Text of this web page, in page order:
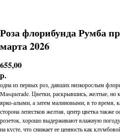
Роза флорибунда Румба
марта 2026
655,00
р.
одна из первых роз, давших низкорослым
Masquerade. Цветки, раскрывшись, желтые, но
ярко-алыми, а затем малиновыми, в то время,
сторона лепестков желтая, центр цветка
розеток, хорошо выдерживают влажную
на кусте, что снижает ее ценность как